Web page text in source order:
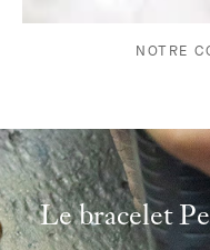
NOTRE
Le bracelet